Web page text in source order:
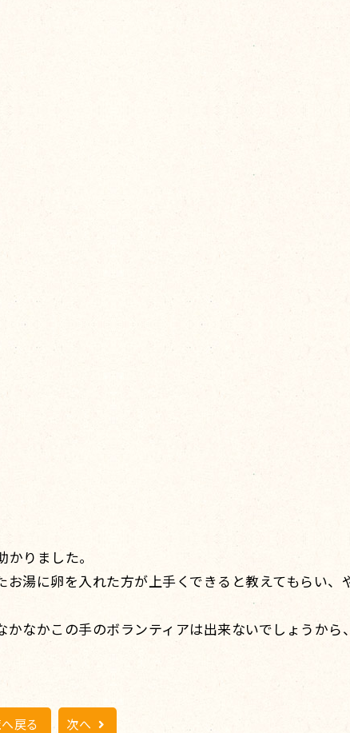
りました。
湯に卵を入れた方が上手くできると教えてもらい、
なかこの手のボランティアは出来ないでしょうから
戻る 次へ